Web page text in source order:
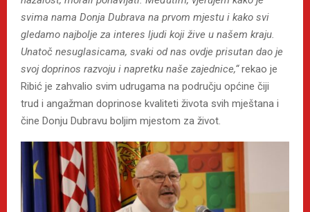
svima nama Donja Dubrava na prvom mjestu i kako svi
gledamo najbolje za interes ljudi koji žive u našem kraju.
Unatoč nesuglasicama, svaki od nas ovdje prisutan dao je
svoj doprinos razvoju i napretku naše zajednice,“rekao je
Ribić je zahvalio svim udrugama na području općine čiji
trud i angažman doprinose kvaliteti života svih mještana i
čine Donju Dubravu boljim mjestom za život.